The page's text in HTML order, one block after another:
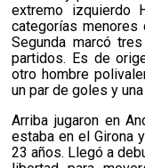
extremo izquierdo
categorías menores
Segunda marcó
partidos. Es de
otro hombre
un par de goles y
Arriba jugaron en
estaba en el Girona
23 años. Llegó a